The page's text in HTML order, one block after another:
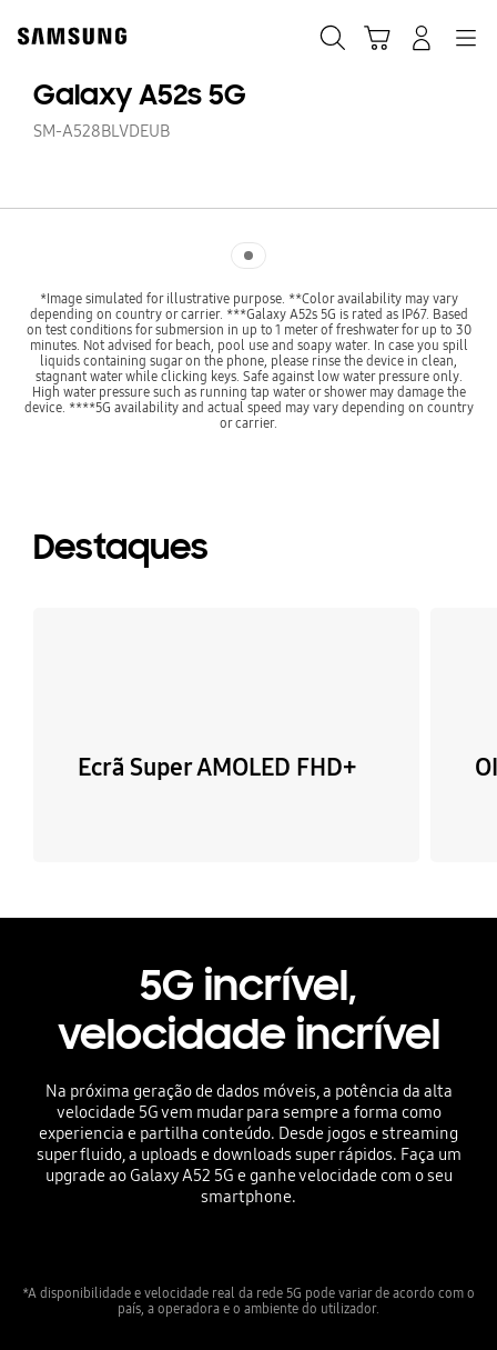
content
accessibility
Galaxy A52s 5G
SM-A528BLVDEUB
*Image simulated for illustrative purpose. **Color availability may vary
depending on country or carrier. ***Galaxy A52s 5G is rated as IP67. Based
on test conditions for submersion in up to 1 meter of freshwater for up to 30
minutes. Not advised for beach, pool use and soapy water. In case you spill
liquids containing sugar on the phone, please rinse the device in clean,
stagnant water while clicking keys. Safe against low water pressure only.
High water pressure such as running tap water or shower may damage the
device. ****5G availability and actual speed may vary depending on country
or carrier.
Destaques
Ecrã Super AMOLED FHD+
5G incrível,
velocidade incrível
Na próxima geração de dados móveis, a potência da alta
velocidade 5G vem mudar para sempre a forma como
experiencia e partilha conteúdo. Desde jogos e streaming
super fluido, a uploads e downloads super rápidos. Faça um
upgrade ao Galaxy A52 5G e ganhe velocidade com o seu
smartphone.
*A disponibilidade e velocidade real da rede 5G pode variar de acordo com o
país, a operadora e o ambiente do utilizador.